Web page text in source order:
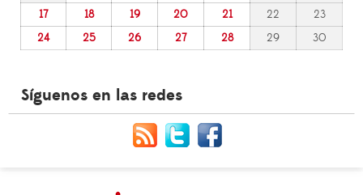
17
18 19 20 21 22
23
24
25 26 27 28 29 30
Síguenos en las redes